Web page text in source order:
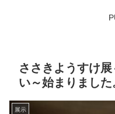
ささきようすけ
い～始まりました
展示